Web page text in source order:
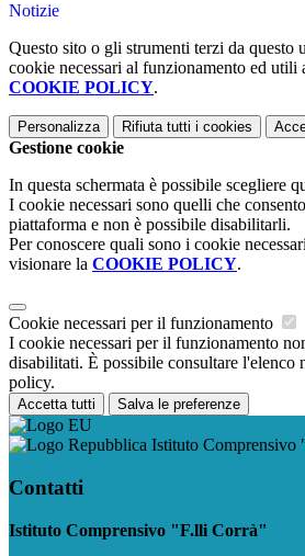
Notizie
Questo sito o gli strumenti terzi da questo
cookie necessari al funzionamento ed
COOKIE POLICY.
Personalizza Rifiuta tutti i cookies
Gestione cookie
In questa schermata è possibile scegliere
I cookie necessari sono quelli che
piattaforma e non è possibile disabilitarli.
Per conoscere quali sono i cookie
visionare la COOKIE POLICY.
Cookie necessari per il funzionamento
I cookie necessari per il funzionamento
disabilitati. È possibile consultare l'elenco
policy.
Accetta tutti Salva le preferenze
Istituto Comprensivo
Contatti
Istituto Comprensivo "F.lli Corrà"